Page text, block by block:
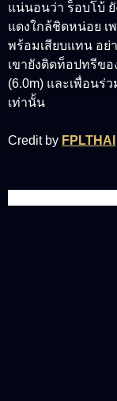
แน่นอนว่า ร็อบโบ้
แดงใกล้ชิดหน่อย เ
พร้อมเสียบแทน อย่
เขายังติดท็อปทรีขอ
(6.0m) และเพื่อนร่
เท่านั้น
Credit by FPLTHAI